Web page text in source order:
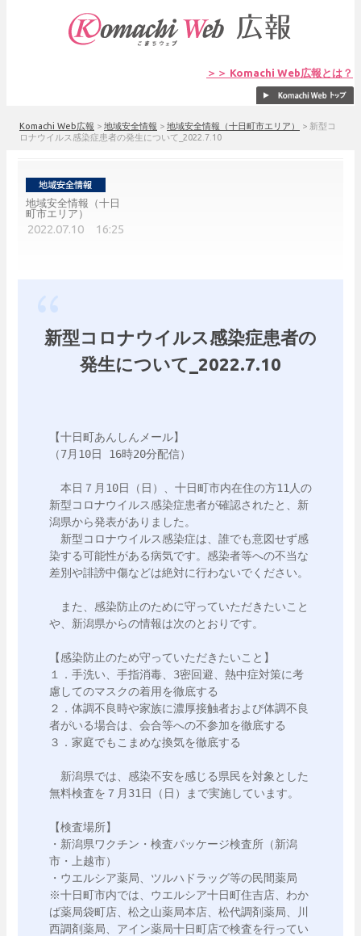
＞＞ Komachi Web広報とは？
Komachi Web広報 > 地域安全情報 > 地域安全情報（十日町市エリア） > 新型コ
ロナウイルス感染症患者の発生について_2022.7.10
地域安全情報（十日
町市エリア）
2022.07.10 16:25
新型コロナウイルス感染症患者の
発生について_2022.7.10
【十日町あんしんメール】
（7月10日 16時20分配信）
本日７月10日（日）、十日町市内在住の方11人の
新型コロナウイルス感染症患者が確認されたと、新
潟県から発表がありました。
新型コロナウイルス感染症は、誰でも意図せず感
染する可能性がある病気です。感染者等への不当な
差別や誹謗中傷などは絶対に行わないでください。
また、感染防止のために守っていただきたいこと
や、新潟県からの情報は次のとおりです。
【感染防止のため守っていただきたいこと】
１．手洗い、手指消毒、3密回避、熱中症対策に考
慮してのマスクの着用を徹底する
２．体調不良時や家族に濃厚接触者および体調不良
者がいる場合は、会合等への不参加を徹底する
３．家庭でもこまめな換気を徹底する
新潟県では、感染不安を感じる県民を対象とした
無料検査を７月31日（日）まで実施しています。
【検査場所】
・新潟県ワクチン・検査パッケージ検査所（新潟
市・上越市）
・ウエルシア薬局、ツルハドラッグ等の民間薬局
※十日町市内では、ウエルシア十日町住吉店、わか
ば薬局袋町店、松之山薬局本店、松代調剤薬局、川
西調剤薬局、アイン薬局十日町店で検査を行ってい